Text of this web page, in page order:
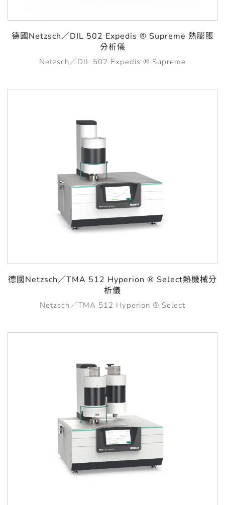
德國Netzsch／DIL 502 Expedis ® Supreme 熱膨脹
分析儀
Netzsch／DIL 502 Expedis ® Supreme
德國Netzsch／TMA 512 Hyperion ® Select熱機械分
析儀
Netzsch／TMA 512 Hyperion ® Select